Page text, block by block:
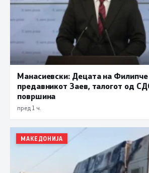
Манасиевски: Децата на
предавникот Заев, талогот од
површина
пред 1 ч.
МАКЕДОНИЈА